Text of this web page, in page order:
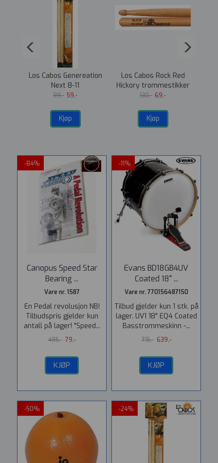
Los Cabos Genereation
Next 8-11
Trommestikker Lønn
99,- 59,-
Kjøp
Los Cabos Rock Red
Hickory trommestikker
130,- 69,-
Kjøp
-84%
Canopus Speed Star
Bearing ...
Vare nr. 1587
En Pedal revolusjon NB!
Tilbudspris gjelder kun
antall på lager! "Speed...
495,- 79,-
KJØP
-11%
Evans BD18GB4UV
Coated 18" ...
Vare nr. 770156487150
Tilbud gjelder kun 1 stk. på
lager. UV1 18" EQ4 Coated
Basstrommeskinn -...
715,- 639,-
KJØP
-50% -24%